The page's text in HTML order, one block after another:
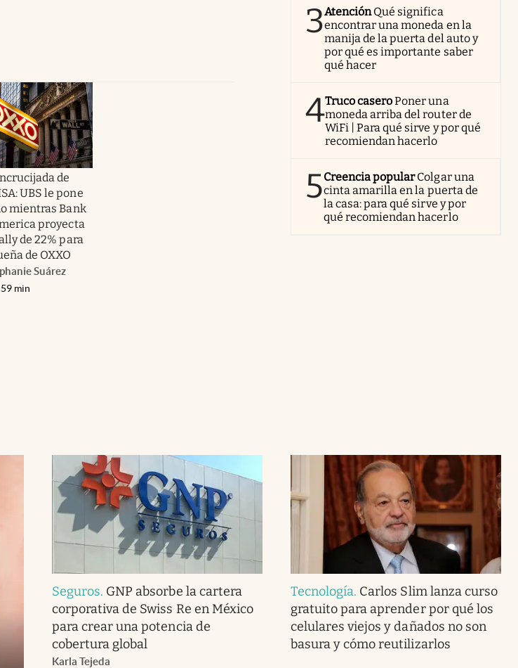
de
UBS le pone
mientras Bank
proyecta
de 22% para
de OXXO
Suárez
min
3AtenciónQué significa
encontrar una moneda en la
manija de la puerta del auto y
por qué es importante saber
qué hacer
4Truco caseroPoner una
moneda arriba del router de
WiFi | Para qué sirve y por qué
recomiendan hacerlo
5Creencia popularColgar una
cinta amarilla en la puerta de
la casa: para qué sirve y por
qué recomiendan hacerlo
Seguros. GNP absorbe la cartera
corporativa de Swiss Re en México
para crear una potencia de
cobertura global
Karla Tejeda
Tecnología. Carlos Slim lanza curso
gratuito para aprender por qué los
celulares viejos y dañados no son
basura y cómo reutilizarlos